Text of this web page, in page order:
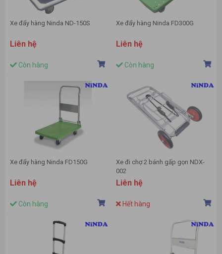
Xe đẩy hàng Ninda ND-150S
Liên hệ
Còn hàng
Xe đẩy hàng Ninda FD300G
Liên hệ
Còn hàng
Xe đẩy hàng Ninda FD150G
Liên hệ
Còn hàng
Xe đi chợ 2 bánh gấp gọn NDX-
002
Liên hệ
Hết hàng